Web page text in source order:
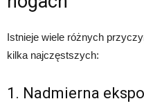
Istnieje wiele różnych
kilka najczęstszych:
1. Nadmierna